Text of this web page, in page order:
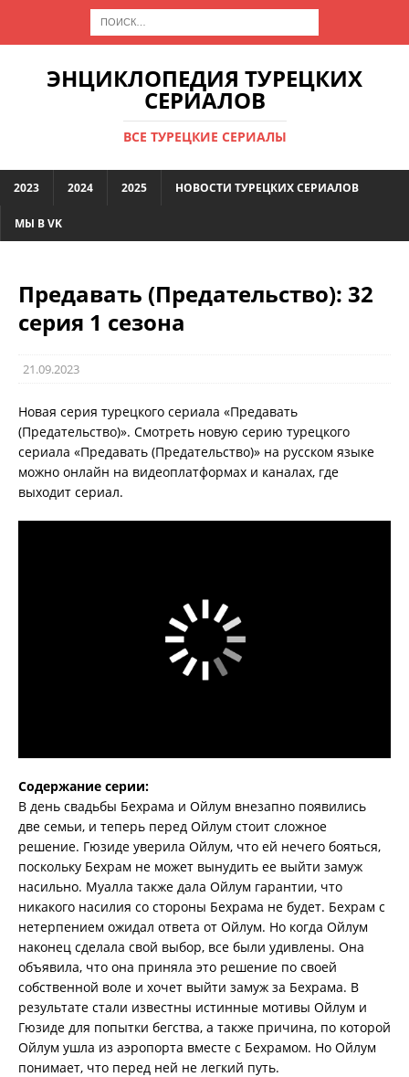
ЭНЦИКЛОПЕДИЯ ТУРЕЦКИХ
СЕРИАЛОВ
ВСЕ ТУРЕЦКИЕ СЕРИАЛЫ
2023 2024 2025 НОВОСТИ ТУРЕЦКИХ СЕРИАЛОВ
МЫ В VK
Предавать (Предательство): 32
серия 1 сезона
21.09.2023
Новая серия турецкого сериала «Предавать
(Предательство)». Смотреть новую серию турецкого
сериала «Предавать (Предательство)» на русском языке
можно онлайн на видеоплатформах и каналах, где
выходит сериал.
Содержание серии:
В день свадьбы Бехрама и Ойлум внезапно появились
две семьи, и теперь перед Ойлум стоит сложное
решение. Гюзиде уверила Ойлум, что ей нечего бояться,
поскольку Бехрам не может вынудить ее выйти замуж
насильно. Муалла также дала Ойлум гарантии, что
никакого насилия со стороны Бехрама не будет. Бехрам с
нетерпением ожидал ответа от Ойлум. Но когда Ойлум
наконец сделала свой выбор, все были удивлены. Она
объявила, что она приняла это решение по своей
собственной воле и хочет выйти замуж за Бехрама. В
результате стали известны истинные мотивы Ойлум и
Гюзиде для попытки бегства, а также причина, по которой
Ойлум ушла из аэропорта вместе с Бехрамом. Но Ойлум
понимает, что перед ней не легкий путь.